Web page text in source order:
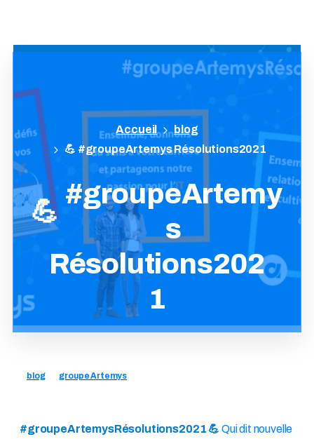
💪
#groupeArtemy
s
Résolutions202
1
blog
💪 #groupeArtemys Résolutions2021
blog groupe Artemys
#groupeArtemysRésolutions2021 💪 Qui dit nouvelle